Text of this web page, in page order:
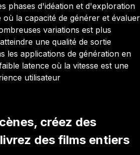
phases d'idéation et d'exploration
la capacité de générer et évaluer
variations est plus
une qualité de sortie
les applications de génération en
latence où la vitesse est une
utilisateur
créez des
des films entiers